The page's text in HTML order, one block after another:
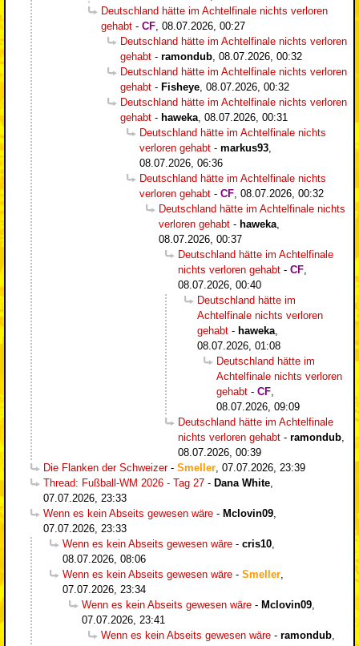
Deutschland hätte im Achtelfinale nichts verloren
gehabt - CF 08.07.2026, 00:27
Deutschland hätte im Achtelfinale nichts verloren
gehabt - ramondub 08.07.2026, 00:32
Deutschland hätte im Achtelfinale nichts verloren
gehabt - Fisheye 08.07.2026, 00:32
Deutschland hätte im Achtelfinale nichts verloren
gehabt - haweka 08.07.2026, 00:31
Deutschland hätte im Achtelfinale nichts
verloren gehabt - markus93
08.07.2026, 06:36
Deutschland hätte im Achtelfinale nichts
verloren gehabt - CF 08.07.2026, 00:32
Deutschland hätte im Achtelfinale nichts
verloren gehabt - haweka
08.07.2026, 00:37
Deutschland hätte im Achtelfinale
nichts verloren gehabt - CF
08.07.2026, 00:40
Deutschland hätte im
Achtelfinale nichts verloren
gehabt - haweka
08.07.2026, 01:08
Deutschland hätte im
Achtelfinale nichts verloren
gehabt - CF
08.07.2026, 09:09
Deutschland hätte im Achtelfinale
nichts verloren gehabt - ramondub
08.07.2026, 00:39
Die Flanken der Schweizer- Smeller 07.07.2026, 23:39
Thread: Fußball-WM 2026 - Tag 27 - Dana White
07.07.2026, 23:33
Wenn es kein Abseits gewesen wäre - Mclovin09
07.07.2026, 23:33
Wenn es kein Abseits gewesen wäre - cris10
08.07.2026, 08:06
Wenn es kein Abseits gewesen wäre - Smeller
07.07.2026, 23:34
Wenn es kein Abseits gewesen wäre - Mclovin09
07.07.2026, 23:41
Wenn es kein Abseits gewesen wäre - ramondub